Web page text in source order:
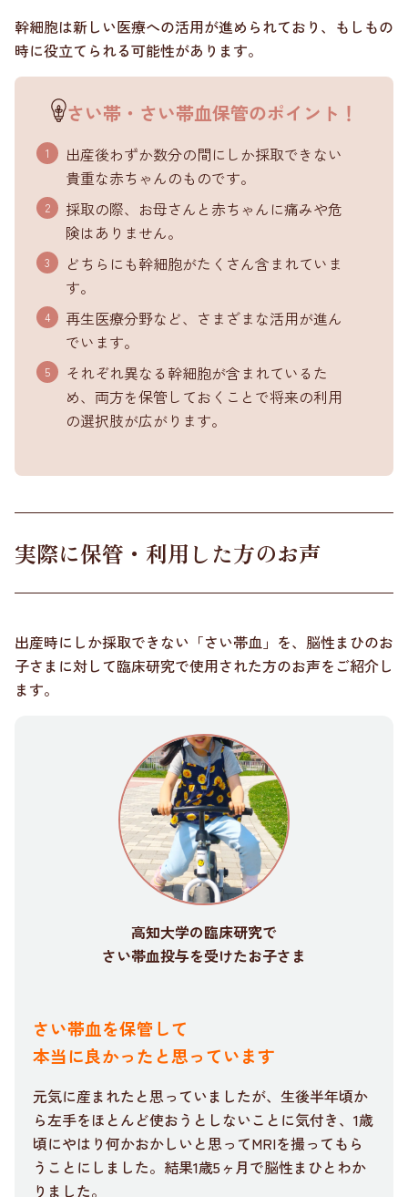
幹細胞は新しい医療への活用が進められており、もしもの
時に役立てられる可能性があります。
さい帯・さい帯血保管のポイント！
出産後わずか数分の間にしか採取できない
貴重な赤ちゃんのものです。
採取の際、お母さんと赤ちゃんに痛みや危
険はありません。
どちらにも幹細胞がたくさん含まれていま
す。
再生医療分野など、さまざまな活用が進ん
でいます。
それぞれ異なる幹細胞が含まれているた
め、両方を保管しておくことで将来の利用
の選択肢が広がります。
実際に保管・利用した方のお声
出産時にしか採取できない「さい帯血」を、脳性まひのお
子さまに対して臨床研究で使用された方のお声をご紹介し
ます。
高知大学の臨床研究で
さい帯血投与を受けたお子さま
さい帯血を保管して
本当に良かったと思っています
元気に産まれたと思っていましたが、生後半年頃か
ら左手をほとんど使おうとしないことに気付き、1歳
頃にやはり何かおかしいと思ってMRIを撮ってもら
うことにしました。結果1歳5ヶ月で脳性まひとわか
りました。